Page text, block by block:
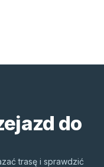
do
trasę i sprawdzić